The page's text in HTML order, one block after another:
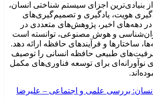
بنیادی‌ترین اجزای سیستم شناختی انسان،
هویت، یادگیری و تصمیم‌گیری‌های
در دهه‌های اخیر، پژوهش‌های متعددی در
و هوش مصنوعی، توانسته‌ است
ساختارها و فرآیندهای حافظه ارائه دهد.
ظرفیت‌های طبیعی حافظه انسانی را توصیف
نوآورانه‌ای برای توسعه فناوری‌های مکمل